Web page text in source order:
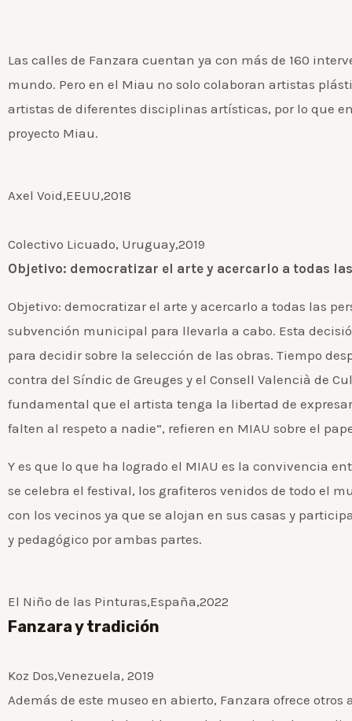
Las calles de Fanzara cuentan ya con más de 160
mundo. Pero en el Miau no solo colaboran artistas
artistas de diferentes disciplinas artísticas, por lo que
proyecto Miau.
Axel Void,EEUU,2018
Colectivo Licuado, Uruguay,2019
Objetivo: democratizar el arte y acercarlo a todas
Objetivo: democratizar el arte y acercarlo a todas las
subvención municipal para llevarla a cabo. Esta
para decidir sobre la selección de las obras. Tiempo
contra del Síndic de Greuges y el Consell Valencià de
fundamental que el artista tenga la libertad de
falten al respeto a nadie”, refieren en MIAU sobre el
Y es que lo que ha logrado el MIAU es la convivencia
se celebra el festival, los grafiteros venidos de todo el
con los vecinos ya que se alojan en sus casas y
y pedagógico por ambas partes.
El Niño de las Pinturas,España,2022
Fanzara y tradición
Koz Dos,Venezuela, 2019
Además de este museo en abierto, Fanzara ofrece